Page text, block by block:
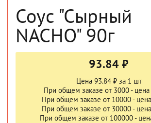
Соус "Сырный
NACHO" 90г
93.84 ₽
Цена 93.84 ₽ за 1 шт
При общем заказе от 3000 -
При общем заказе от 10000 -
При общем заказе от 30000 -
При общем заказе от 100000 -